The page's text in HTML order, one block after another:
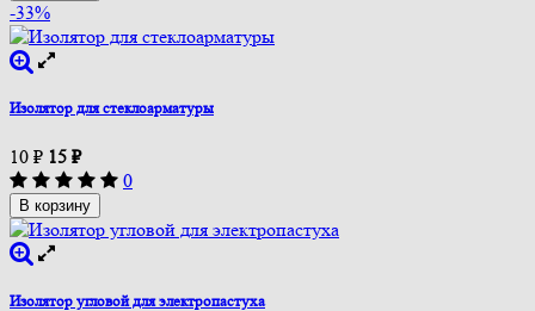
-33%
Изолятор для стеклоарматуры
10 ₽ 15 ₽
0
В корзину
Изолятор угловой для электропастуха